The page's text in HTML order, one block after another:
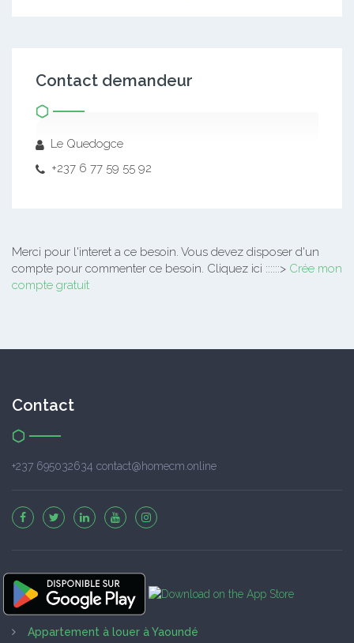
Contact demandeur
Le Quedogce
+237 6 77 59 55 92
Merci pour l'interet a ce besoin. Vous devez disposer d'un
compte pour commenter ce besoin. Cliquez ici ::::::> Crée mon
compte gratuit
Contact
+237 695032634 contact@homecm.online
Appartement à louer à Yaoundé